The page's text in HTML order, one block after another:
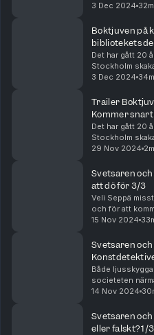
hävdar att han
3 Dec 2024
Boktjuven på
bibliotekets
Det har gått 20
Stockholm
av en person på
3 Dec 2024
Trailer
Kommer
Det har gått 20
Stockholm
av en person på
29 Nov 2024
Svetsaren
att dö för 3/3
Veli Seppä
och för att
på tippen. Men
15 Nov 2024
Svetsaren
Både
societeten
alla
14 Nov 2024
Svetsaren
eller falskt? 1/3